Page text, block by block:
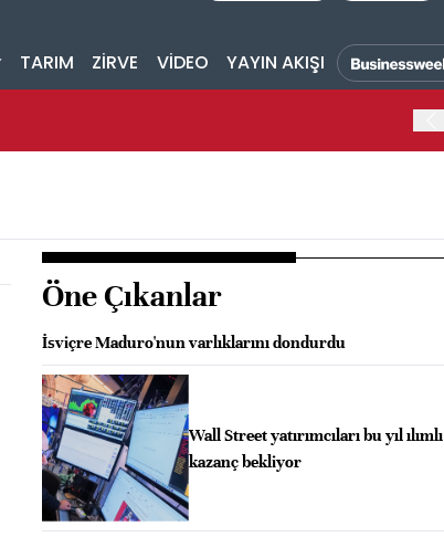
TARIM ZİRVE VİDEO YAYIN AKIŞI
Öne Çıkanlar
İsviçre Maduro'nun varlıklarını dondurdu
Wall Street yatırımcıları bu yıl ılımlı
kazanç bekliyor